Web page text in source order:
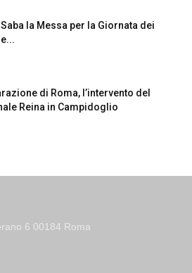
Saba la Messa per la Giornata dei
di Roma, l’intervento del
Reina in Campidoglio
6 00184 Roma